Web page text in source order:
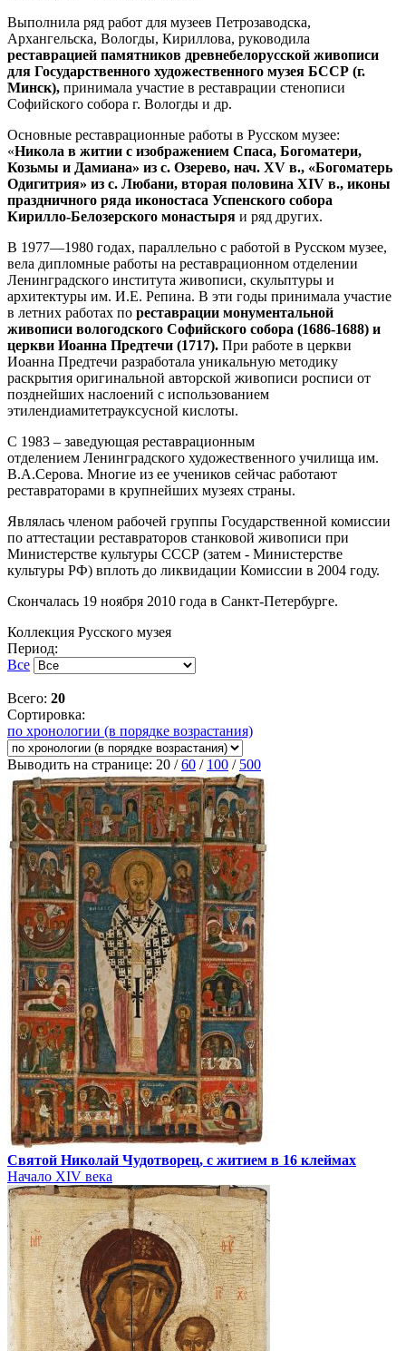
Выполнила ряд работ для музеев Петрозаводска,
Архангельска, Вологды, Кириллова, руководила
реставрацией памятников древнебелорусской живописи
для Государственного художественного музея БССР (г.
Минск), принимала участие в реставрации стенописи
Софийского собора г. Вологды и др.
Основные реставрационные работы в Русском музее:
«Никола в житии с изображением Спаса, Богоматери,
Козьмы и Дамиана» из с. Озерево, нач. XV в., «Богоматерь
Одигитрия» из с. Любани, вторая половина XIV в., иконы
праздничного ряда иконостаса Успенского собора
Кирилло-Белозерского монастыря и ряд других.
В 1977—1980 годах, параллельно с работой в Русском музее,
вела дипломные работы на реставрационном отделении
Ленинградского института живописи, скульптуры и
архитектуры им. И.Е. Репина. В эти годы принимала участие
в летних работах по реставрации монументальной
живописи вологодского Софийского собора (1686-1688) и
церкви Иоанна Предтечи (1717). При работе в церкви
Иоанна Предтечи разработала уникальную методику
раскрытия оригинальной авторской живописи росписи от
позднейших наслоений с использованием
этилендиамитетрауксусной кислоты.
С 1983 – заведующая реставрационным
отделением Ленинградского художественного училища им.
В.А.Серова. Многие из ее учеников сейчас работают
реставраторами в крупнейших музеях страны.
Являлась членом рабочей группы Государственной комиссии
по аттестации реставраторов станковой живописи при
Министерстве культуры СССР (затем - Министерстве
культуры РФ) вплоть до ликвидации Комиссии в 2004 году.
Скончалась 19 ноября 2010 года в Санкт-Петербурге.
Коллекция Русского музея
Период:
Все
Всего: 20
Сортировка:
по хронологии (в порядке возрастания)
Выводить на странице: 20 /60 / 100 / 500
Святой Николай Чудотворец, с житием в 16 клеймах
Начало XIV века